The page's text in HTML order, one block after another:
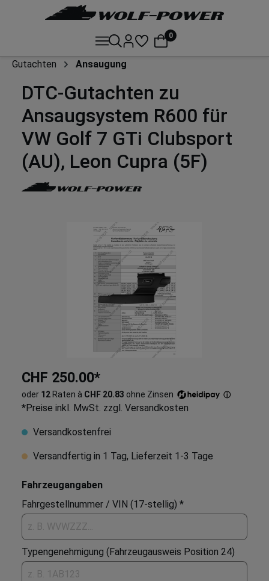
0
Gutachten Ansaugung
DTC-Gutachten zu
Ansaugsystem R600 für
VW Golf 7 GTi Clubsport
(AU), Leon Cupra (5F)
CHF 250.00*
oder 12 Raten à CHF 20.83 ohne Zinsen ⓘ
*Preise inkl. MwSt. zzgl. Versandkosten
Versandkostenfrei
Versandfertig in 1 Tag, Lieferzeit 1-3 Tage
Fahrzeugangaben
Fahrgestellnummer / VIN (17-stellig) *
Typengenehmigung (Fahrzeugausweis Position 24)